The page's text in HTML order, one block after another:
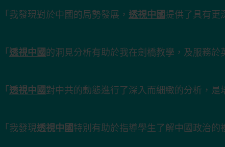
「我發現對於中國的局勢發展， 透視中國提供了具有更
「透視中國的洞見分析有助於我在劍橋教學，及服務於
「透視中國對中共的動態進行了深入而細緻的分析，是
「我發現透視中國特別有助於指導學生了解中國政治的